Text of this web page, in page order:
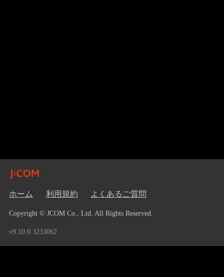
ホーム 利用規約 よくあるご質問
Copyright © JCOM Co., Ltd. All Rights Reserved.
v9.10.0.3233062